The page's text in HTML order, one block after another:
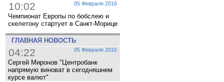
05 Февраля 2016
10:02
Чемпионат Европы по бобслею и
скелетону стартует в Санкт-Морице
ГЛАВНАЯ НОВОСТЬ
05 Февраля 2016
04:22
Сергей Миронов "Центробанк
напрямую виноват в сегодняшнем
курсе валют"